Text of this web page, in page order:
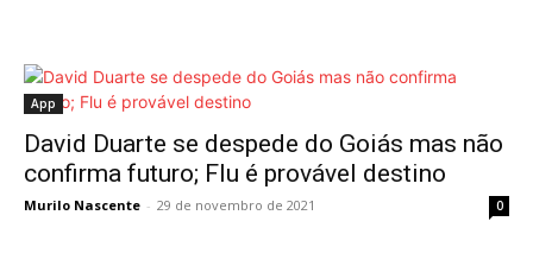
App
David Duarte se despede do Goiás mas não
confirma futuro; Flu é provável destino
Murilo Nascente - 29 de novembro de 2021 0